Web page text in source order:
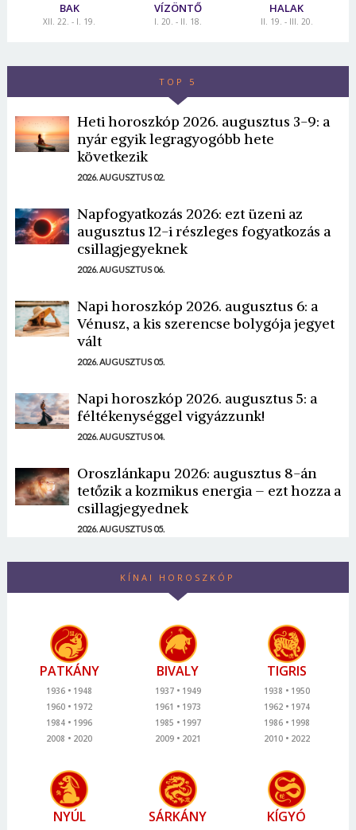
BAK
XII. 22. - I. 19.
VÍZÖNTŐ
I. 20. - II. 18.
HALAK
II. 19. - III. 20.
TOP 5
Heti horoszkóp 2026. augusztus 3-9: a
nyár egyik legragyogóbb hete
következik
2026. AUGUSZTUS 02.
Napfogyatkozás 2026: ezt üzeni az
augusztus 12-i részleges fogyatkozás a
csillagjegyeknek
2026. AUGUSZTUS 06.
Napi horoszkóp 2026. augusztus 6: a
Vénusz, a kis szerencse bolygója jegyet
vált
2026. AUGUSZTUS 05.
Napi horoszkóp 2026. augusztus 5: a
féltékenységgel vigyázzunk!
2026. AUGUSZTUS 04.
Oroszlánkapu 2026: augusztus 8-án
tetőzik a kozmikus energia – ezt hozza a
csillagjegyednek
2026. AUGUSZTUS 05.
KÍNAI HOROSZKÓP
PATKÁNY
1936
1948
1960
1972
1984
1996
2008
2020
BIVALY
1937
1949
1961
1973
1985
1997
2009
2021
TIGRIS
1938
1950
1962
1974
1986
1998
2010
2022
NYÚL SÁRKÁNY KÍGYÓ